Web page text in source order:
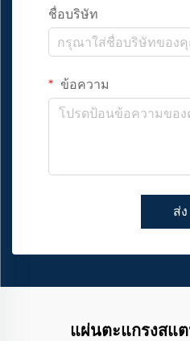
ชื่อบริษัท
ข้อความ
ส่ง
แผ่นตะแกรงสแต